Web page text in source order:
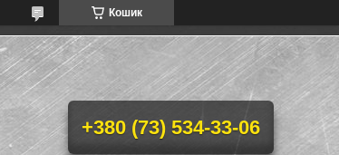
Кошик
+380 (73) 534-33-06